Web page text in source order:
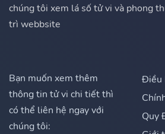
chúng tôi xem lá số tử vi và phong
trì webbsite
Bạn muốn xem thêm
thông tin tử vi chi tiết thì
có thể liên hệ ngay với
chúng tôi:
Điều
Quy